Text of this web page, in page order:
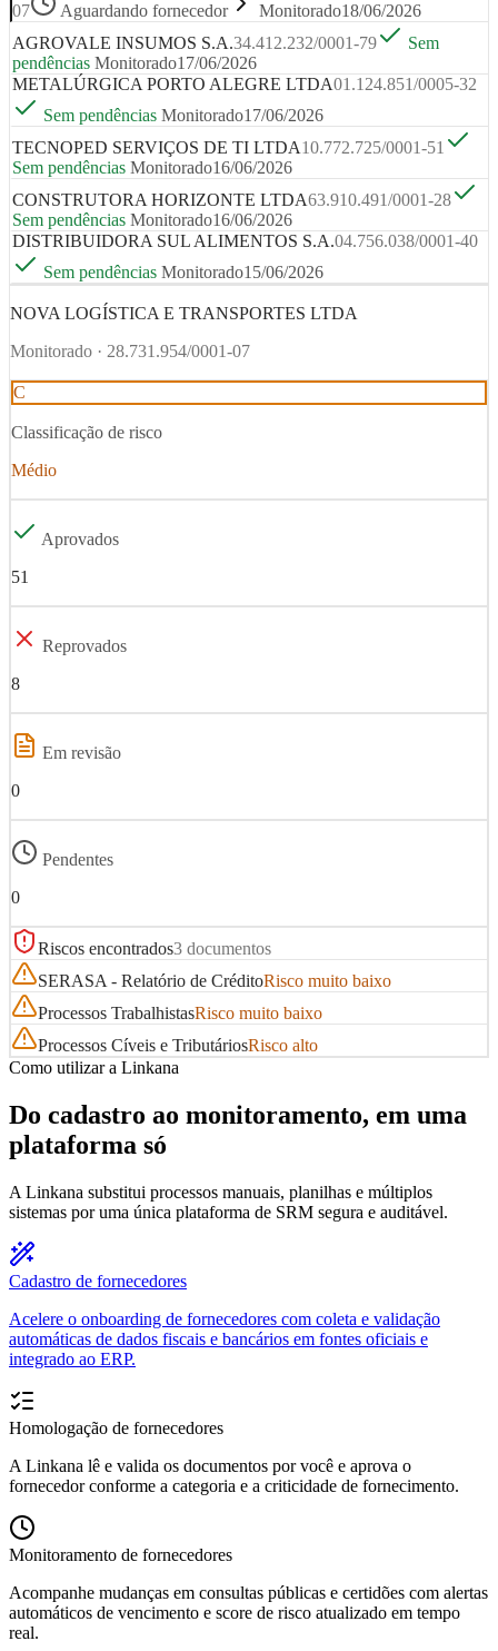
07
Aguardando fornecedor Monitorado18/06/2026
AGROVALE INSUMOS S.A.34.412.232/0001-79
Sem
pendências Monitorado17/06/2026
METALÚRGICA PORTO ALEGRE LTDA01.124.851/0005-32
Sem pendências Monitorado17/06/2026
TECNOPED SERVIÇOS DE TI LTDA10.772.725/0001-51
Sem pendências Monitorado16/06/2026
CONSTRUTORA HORIZONTE LTDA63.910.491/0001-28
Sem pendências Monitorado16/06/2026
DISTRIBUIDORA SUL ALIMENTOS S.A.04.756.038/0001-40
Sem pendências Monitorado15/06/2026
NOVA LOGÍSTICA E TRANSPORTES LTDA
Monitorado · 28.731.954/0001-07
C
Classificação de risco
Médio
Aprovados
51
Reprovados
8
Em revisão
0
Pendentes
0
Riscos encontrados3 documentos
SERASA - Relatório de CréditoRisco muito baixo
Processos TrabalhistasRisco muito baixo
Processos Cíveis e TributáriosRisco alto
Como utilizar a Linkana
Do cadastro ao monitoramento, em uma
plataforma só
A Linkana substitui processos manuais, planilhas e múltiplos
sistemas por uma única plataforma de SRM segura e auditável.
Cadastro de fornecedores
Acelere o onboarding de fornecedores com coleta e validação
automáticas de dados fiscais e bancários em fontes oficiais e
integrado ao ERP.
Homologação de fornecedores
A Linkana lê e valida os documentos por você e aprova o
fornecedor conforme a categoria e a criticidade de fornecimento.
Monitoramento de fornecedores
Acompanhe mudanças em consultas públicas e certidões com alertas
automáticos de vencimento e score de risco atualizado em tempo
real.